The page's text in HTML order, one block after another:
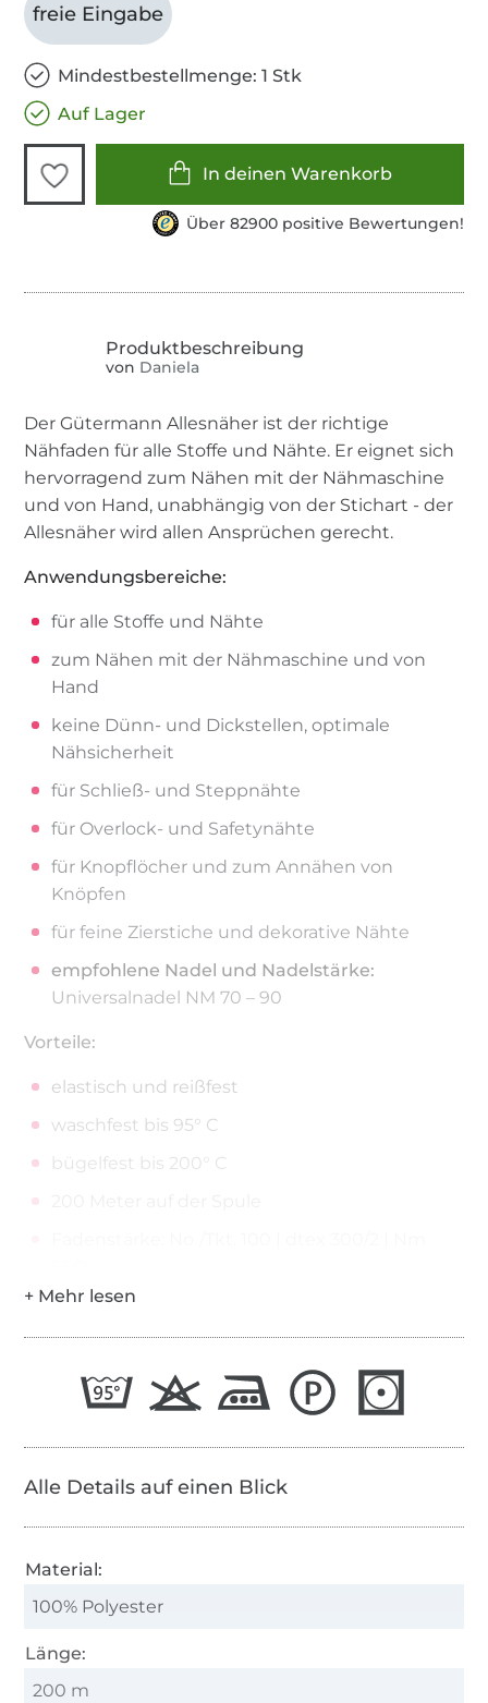
freie Eingabe
Mindestbestellmenge: 1 Stk
Auf Lager
In deinen Warenkorb
Über 82900 positive Bewertungen!
von Daniela
Der Gütermann Allesnäher ist der richtige
Nähfaden für alle Stoffe und Nähte. Er eignet sich
hervorragend zum Nähen mit der Nähmaschine
und von Hand, unabhängig von der Stichart - der
Allesnäher wird allen Ansprüchen gerecht.
Anwendungsbereiche:
für alle Stoffe und Nähte
zum Nähen mit der Nähmaschine und von
Hand
keine Dünn- und Dickstellen, optimale
Nähsicherheit
für Schließ- und Steppnähte
für Overlock- und Safetynähte
für Knopflöcher und zum Annähen von
Knöpfen
für feine Zierstiche und dekorative Nähte
empfohlene Nadel und Nadelstärke:
Universalnadel NM 70 – 90
Vorteile:
elastisch und reißfest
waschfest bis 95° C
bügelfest bis 200° C
Alle Details auf einen Blick
Material:
100% Polyester
Länge:
200 m